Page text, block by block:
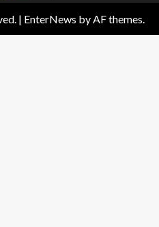
| EnterNews by AF themes.